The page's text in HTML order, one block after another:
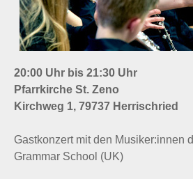
20:00 Uhr bis 21:30 Uhr
Pfarrkirche St. Zeno
Kirchweg 1, 79737 Herrischried
Gastkonzert mit den Musiker:innen
Grammar School (UK)